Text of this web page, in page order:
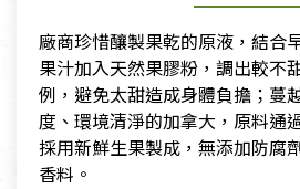
廠商珍惜釀製果乾的原液，結合
果汁加入天然果膠粉，調出較不
例，避免太甜造成身體負擔；蔓
度、環境清淨的加拿大，原料通
採用新鮮生果製成，無添加防腐
香料。